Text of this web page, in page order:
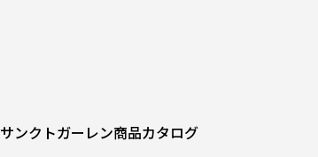
サンクトガーレン商品カタログ